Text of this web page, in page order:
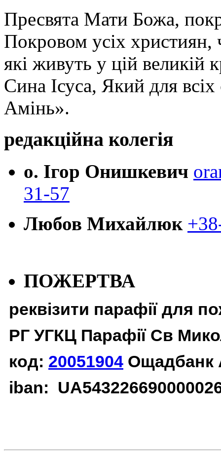
Пресвята Мати Божа,
Покровом усіх християн,
які живуть у цій великій
Сина Ісуса, Який для
Амінь».
редакційна колегія
о. Ігор Онишкевич
31-57
Любов Михайлюк
ПОЖЕРТВА
реквізити парафії для
РГ УГКЦ Парафії Св
код: 20051904 Ощадбанк
iban: